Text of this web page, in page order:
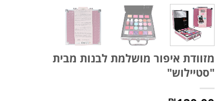
מזוודת איפור מושלמת לבנות מבית
"סטיילוש"